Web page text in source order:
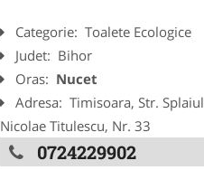
Categorie: Toalete Ecologice
Judet: Bihor
Oras: Nucet
Adresa: Timisoara, Str. Splaiul
Nicolae Titulescu, Nr. 33
0724229902